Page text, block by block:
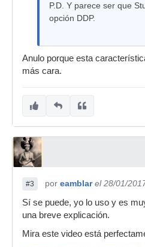
P.D. Y parece ser que
opción DDP.
Anulo porque esta
más cara.
#3 por eamblar el 28/01/
Sí se puede, yo lo uso y es
una breve explicación.
Mira este video está